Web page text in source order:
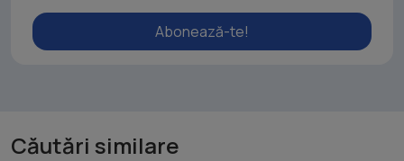
Abonează-te!
Căutări similare